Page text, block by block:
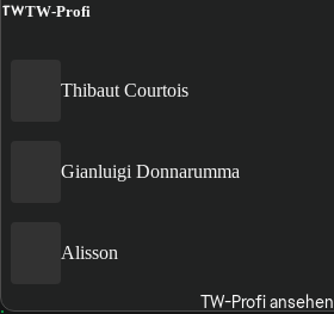
TWTW-Profi
Thibaut Courtois
Gianluigi Donnarumma
Alisson
TW-Profi ansehen